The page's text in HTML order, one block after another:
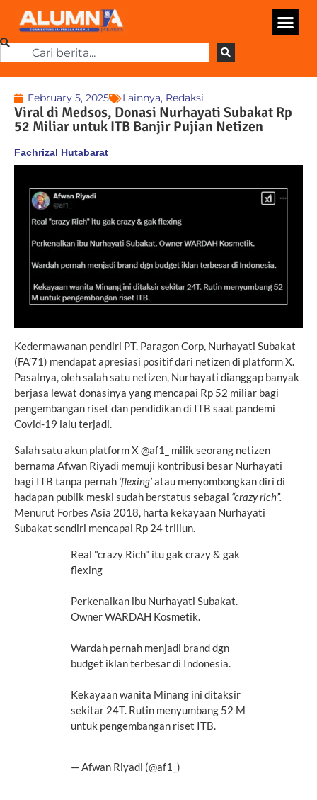
February 5, 2025 Lainnya, Redaksi
Viral di Medsos, Donasi Nurhayati Subakat Rp
52 Miliar untuk ITB Banjir Pujian Netizen
Fachrizal Hutabarat
Kedermawanan pendiri PT. Paragon Corp, Nurhayati Subakat
(FA’71) mendapat apresiasi positif dari netizen di platform X.
Pasalnya, oleh salah satu netizen, Nurhayati dianggap banyak
berjasa lewat donasinya yang mencapai Rp 52 miliar bagi
pengembangan riset dan pendidikan di ITB saat pandemi
Covid-19 lalu terjadi.
Salah satu akun platform X @af1_ milik seorang netizen
bernama Afwan Riyadi memuji kontribusi besar Nurhayati
bagi ITB tanpa pernah ‘flexing’atau menyombongkan diri di
hadapan publik meski sudah berstatus sebagai “crazy rich”.
Menurut Forbes Asia 2018, harta kekayaan Nurhayati
Subakat sendiri mencapai Rp 24 triliun.
Real "crazy Rich" itu gak crazy & gak
flexing
Perkenalkan ibu Nurhayati Subakat.
Owner WARDAH Kosmetik.
Wardah pernah menjadi brand dgn
budget iklan terbesar di Indonesia.
Kekayaan wanita Minang ini ditaksir
sekitar 24T. Rutin menyumbang 52 M
untuk pengembangan riset ITB.
— Afwan Riyadi (@af1_)